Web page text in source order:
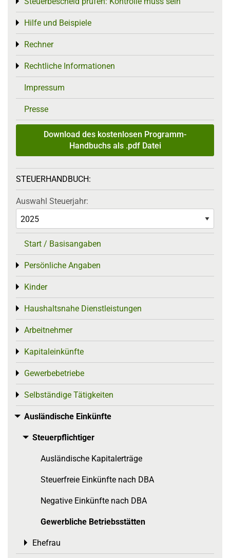
Hilfe und Beispiele
Toggle menu
Rechner
Toggle menu
Rechtliche Informationen
Toggle menu
Impressum
Presse
Download des kostenlosen Programm-
Handbuchs als .pdf Datei
STEUERHANDBUCH:
Auswahl Steuerjahr:
Start / Basisangaben
Persönliche Angaben
Toggle menu
Kinder
Toggle menu
Haushaltsnahe Dienstleistungen
Toggle menu
Arbeitnehmer
Toggle menu
Kapitaleinkünfte
Toggle menu
Gewerbebetriebe
Toggle menu
Selbständige Tätigkeiten
Toggle menu
Ausländische Einkünfte
Toggle menu
Steuerpflichtiger
Toggle menu
Ausländische Kapitalerträge
Steuerfreie Einkünfte nach DBA
Negative Einkünfte nach DBA
Gewerbliche Betriebsstätten
Ehefrau
Toggle menu